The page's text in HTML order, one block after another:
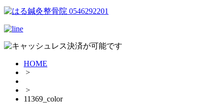
HOME
>
>
11369_color